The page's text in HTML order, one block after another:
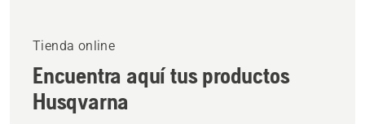
Tienda online
Encuentra aquí tus productos
Husqvarna